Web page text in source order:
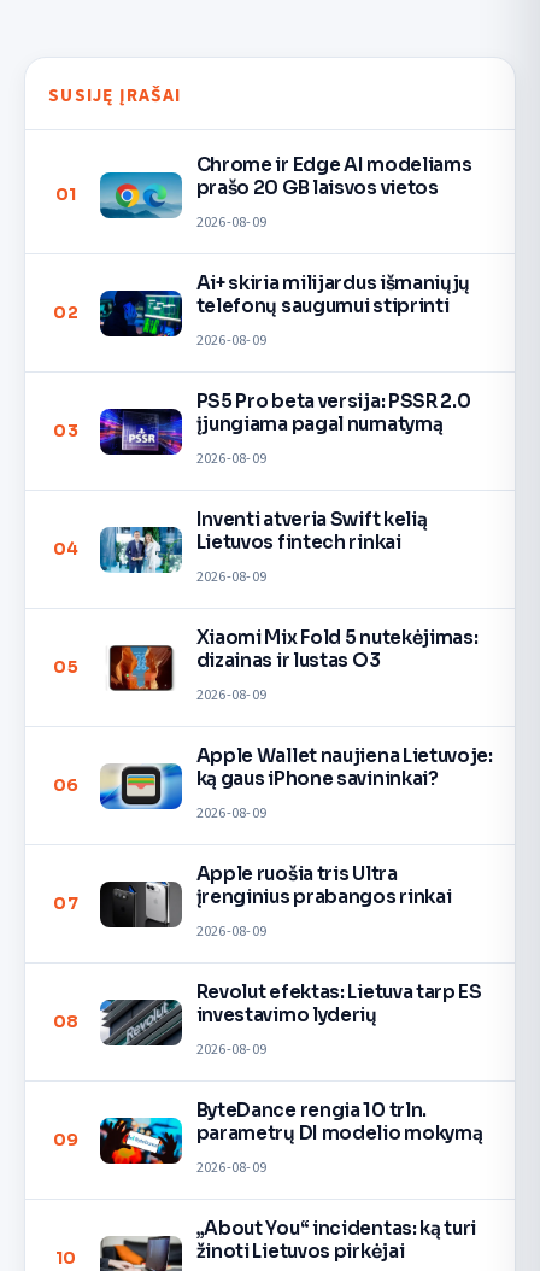
SUSIJĘ ĮRAŠAI
01
Chrome ir Edge AI modeliams
prašo 20 GB laisvos vietos
2026-08-09
02
Ai+ skiria milijardus išmaniųjų
telefonų saugumui stiprinti
2026-08-09
03
PS5 Pro beta versija: PSSR 2.0
įjungiama pagal numatymą
2026-08-09
04
Inventi atveria Swift kelią
Lietuvos fintech rinkai
2026-08-09
05
Xiaomi Mix Fold 5 nutekėjimas:
dizainas ir lustas O3
2026-08-09
06
Apple Wallet naujiena Lietuvoje:
ką gaus iPhone savininkai?
2026-08-09
07
Apple ruošia tris Ultra
įrenginius prabangos rinkai
2026-08-09
08
Revolut efektas: Lietuva tarp ES
investavimo lyderių
2026-08-09
09
ByteDance rengia 10 trln.
parametrų DI modelio mokymą
2026-08-09
10
„About You“ incidentas: ką turi
žinoti Lietuvos pirkėjai